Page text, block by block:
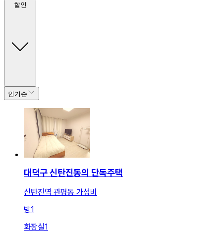
할인
인기순
대덕구 신탄진동의 단독주택
신탄진역 관평동 가성비
방1
화장실1